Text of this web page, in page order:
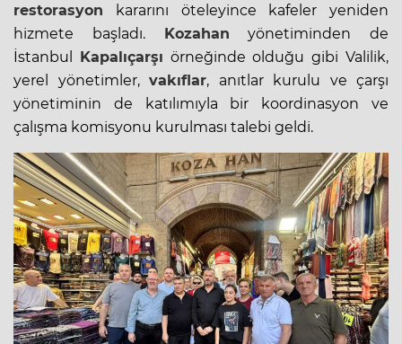
restorasyon kararını öteleyince kafeler yeniden
hizmete başladı. Kozahan yönetiminden de
İstanbul Kapalıçarşı örneğinde olduğu gibi Valilik,
yerel yönetimler, vakıflar, anıtlar kurulu ve çarşı
yönetiminin de katılımıyla bir koordinasyon ve
çalışma komisyonu kurulması talebi geldi.